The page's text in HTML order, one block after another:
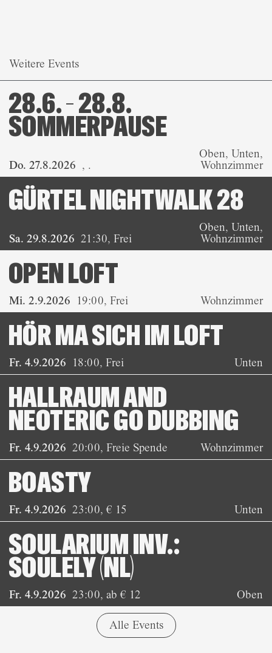
Weitere Events
Do. 27.8.2026 , .
28.6. – 28.8.
SOMMERPAUSE
Oben, Unten,
Wohnzimmer
Sa. 29.8.2026 21:30,Frei
GÜRTEL NIGHTWALK 28
Oben, Unten,
Wohnzimmer
Mi. 2.9.2026 19:00,Frei
OPEN LOFT
Wohnzimmer
Fr. 4.9.2026 18:00,Frei
HÖR MA SICH IM LOFT
Unten
Fr. 4.9.2026 20:00,Freie Spende
HALLRAUM AND
NEOTERIC GO DUBBING
Wohnzimmer
Fr. 4.9.2026 23:00,€ 15
BOASTY
Unten
Fr. 4.9.2026 23:00, ab € 12
SOULARIUM INV.:
SOULELY (NL)
Oben
Alle Events